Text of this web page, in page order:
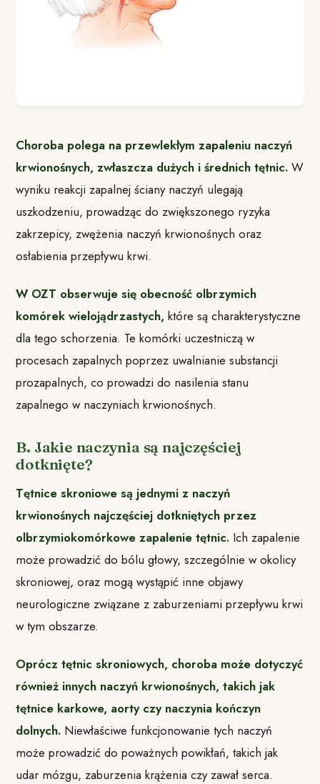
Choroba polega na przewlekłym zapaleniu naczyń
krwionośnych, zwłaszcza dużych i średnich tętnic. W
wyniku reakcji zapalnej ściany naczyń ulegają
uszkodzeniu, prowadząc do zwiększonego ryzyka
zakrzepicy, zwężenia naczyń krwionośnych oraz
osłabienia przepływu krwi.
W OZT obserwuje się obecność olbrzymich
komórek wielojądrzastych, które są charakterystyczne
dla tego schorzenia. Te komórki uczestniczą w
procesach zapalnych poprzez uwalnianie substancji
prozapalnych, co prowadzi do nasilenia stanu
zapalnego w naczyniach krwionośnych.
B. Jakie naczynia są najczęściej
dotknięte?
Tętnice skroniowe są jednymi z naczyń
krwionośnych najczęściej dotkniętych przez
olbrzymiokomórkowe zapalenie tętnic. Ich zapalenie
może prowadzić do bólu głowy, szczególnie w okolicy
skroniowej, oraz mogą wystąpić inne objawy
neurologiczne związane z zaburzeniami przepływu krwi
w tym obszarze.
Oprócz tętnic skroniowych, choroba może dotyczyć
również innych naczyń krwionośnych, takich jak
tętnice karkowe, aorty czy naczynia kończyn
dolnych. Niewłaściwe funkcjonowanie tych naczyń
może prowadzić do poważnych powikłań, takich jak
udar mózgu, zaburzenia krążenia czy zawał serca.